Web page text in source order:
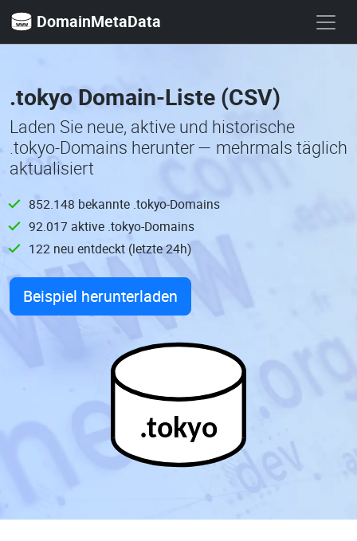
DomainMetaData
.tokyo Domain-Liste (CSV)
Laden Sie neue, aktive und historische
.tokyo-Domains herunter — mehrmals täglich
aktualisiert
852.148 bekannte .tokyo-Domains
92.017 aktive .tokyo-Domains
122 neu entdeckt (letzte 24h)
Beispiel herunterladen
.tokyo